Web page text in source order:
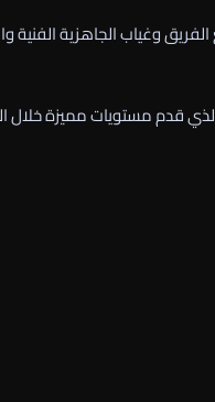
وغياب الجاهزية الفنية
قدم مستويات مميزة خلال